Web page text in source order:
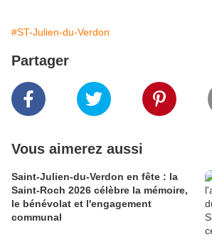
#ST-Julien-du-Verdon
Partager
Vous aimerez aussi
Saint-Julien-du-Verdon en fête : la
Saint-Roch 2026 célèbre la mémoire,
le bénévolat et l'engagement
communal